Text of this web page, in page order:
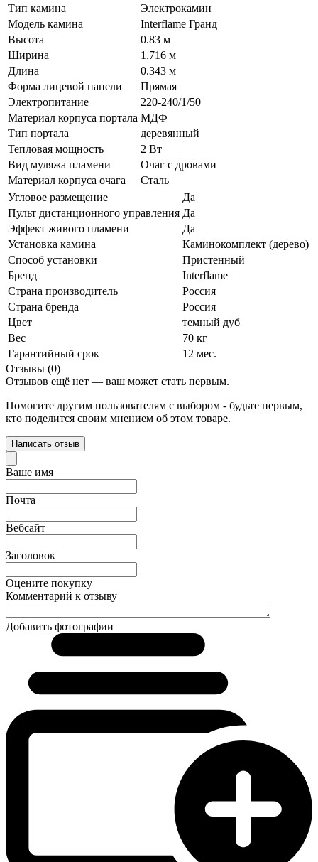
Тип камина
Электрокамин
Модель камина
Interflame Гранд
Высота
0.83 м
Ширина
1.716 м
Длина
0.343 м
Форма лицевой панели
Прямая
Электропитание
220-240/1/50
Материал корпуса портала МДФ
Тип портала
деревянный
Тепловая мощность
2 Вт
Вид муляжа пламени
Очаг с дровами
Материал корпуса очага
Сталь
Угловое размещение
Да
Пульт дистанционного управления Да
Эффект живого пламени
Да
Установка камина
Каминокомплект (дерево)
Способ установки
Пристенный
Бренд
Interflame
Страна производитель
Россия
Страна бренда
Россия
Цвет
темный дуб
Вес
70 кг
Гарантийный срок
12 мес.
Отзывы (0)
Отзывов ещё нет — ваш может стать первым.
Помогите другим пользователям с выбором - будьте первым,
кто поделится своим мнением об этом товаре.
Написать отзыв
Ваше имя
Почта
Вебсайт
Заголовок
Оцените покупку
Комментарий к отзыву
Добавить фотографии